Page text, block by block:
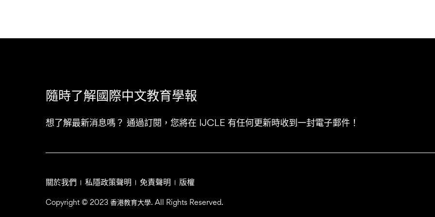
隨時了解國際中文教育學報
想了解最新消息嗎？ 通過訂閱，您將在 IJCLE 有任何更新時收到一封電子郵件！
關於我們 私隱政策聲明 免責聲明 版權
Copyright © 2023 香港教育大學. All Rights Reserved.